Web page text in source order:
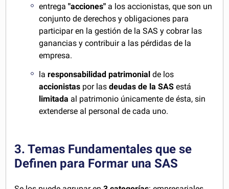
entrega"acciones" a los accionistas, que son un
conjunto de derechos y obligaciones para
participar en la gestión de la SAS y cobrar las
ganancias y contribuir a las pérdidas de la
empresa.
laresponsabilidad patrimonial de los
accionistas por lasdeudas de la SAS está
limitada al patrimonio únicamente de ésta, sin
extenderse al personal de cada uno.
3. Temas Fundamentales que se
Definen para Formar una SAS